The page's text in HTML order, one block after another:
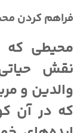
فراهم کردن
محیطی که
نقش
والدین و
که در آن